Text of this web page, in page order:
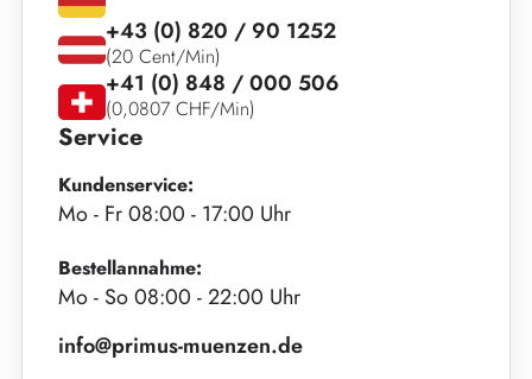
Service
Kundenservice:
Mo - Fr 08:00 - 17:00 Uhr
Bestellannahme:
Mo - So 08:00 - 22:00 Uhr
info@primus-muenzen.de
+43 (0) 820 / 90 1252
(20 Cent/Min)
+41 (0) 848 / 000 506
(0,0807 CHF/Min)